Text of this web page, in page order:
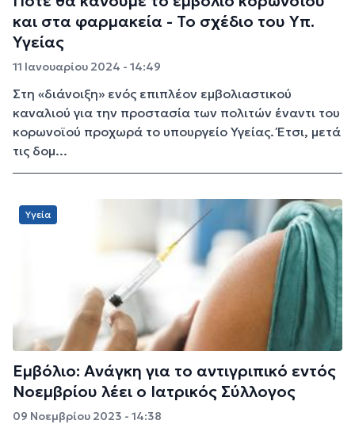
και στα φαρμακεία - Το σχέδιο του Yπ.
Υγείας
11 Ιανουαρίου 2024 - 14:49
Στη «διάνοιξη» ενός επιπλέον εμβολιαστικού
καναλιού για την προστασία των πολιτών έναντι του
κορωνοϊού προχωρά το υπουργείο Υγείας. Έτσι, μετά
τις δομ...
Υγεία
Εμβόλιο: Ανάγκη για το αντιγριπικό εντός
Νοεμβρίου λέει ο Ιατρικός Σύλλογος
09 Νοεμβρίου 2023 - 14:38